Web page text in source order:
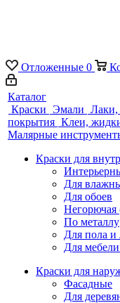
Отложенные 0
Каталог
Краски Эмали Лаки,
покрытия Клеи,
Малярные
Краски для
Для
Для обоев
Негорючая
По металлу
Для пола и
Для
Краски для
Фасадные
Для